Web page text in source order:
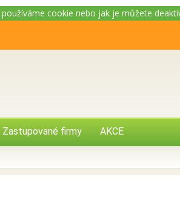
cookie nebo jak je můžete
Zastupované firmy AKCE